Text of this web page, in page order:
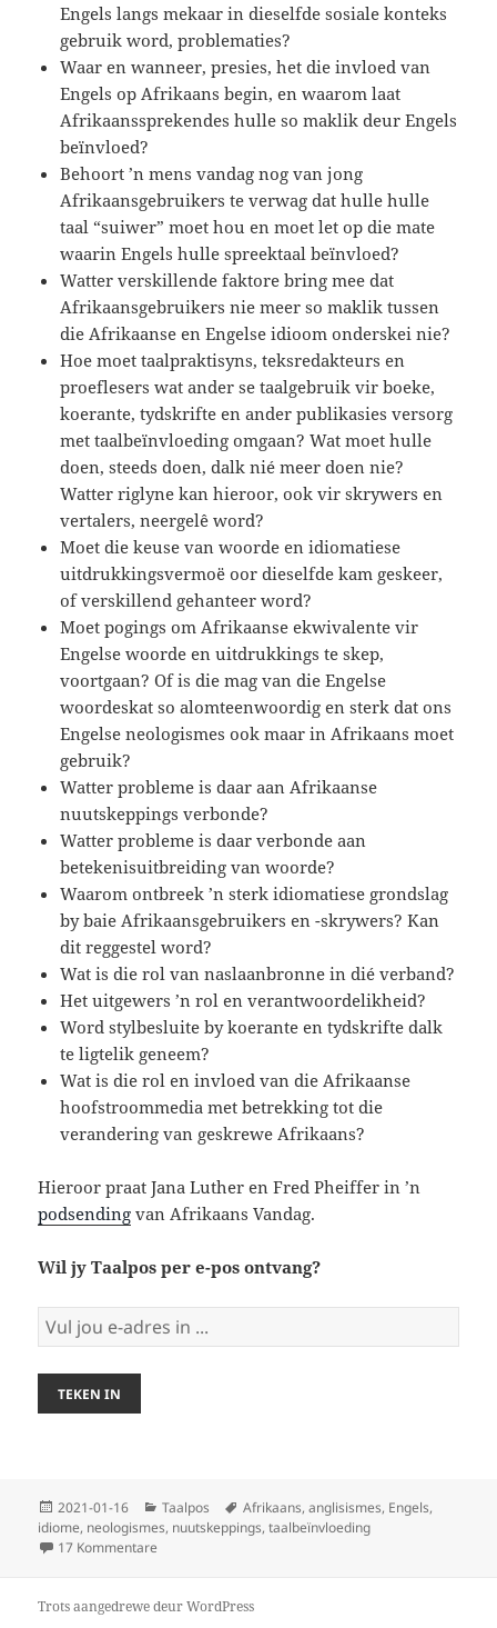
Engels langs mekaar in dieselfde sosiale konteks
gebruik word, problematies?
Waar en wanneer, presies, het die invloed van
Engels op Afrikaans begin, en waarom laat
Afrikaanssprekendes hulle so maklik deur Engels
beïnvloed?
Behoort ’n mens vandag nog van jong
Afrikaansgebruikers te verwag dat hulle hulle
taal “suiwer” moet hou en moet let op die mate
waarin Engels hulle spreektaal beïnvloed?
Watter verskillende faktore bring mee dat
Afrikaansgebruikers nie meer so maklik tussen
die Afrikaanse en Engelse idioom onderskei nie?
Hoe moet taalpraktisyns, teksredakteurs en
proeflesers wat ander se taalgebruik vir boeke,
koerante, tydskrifte en ander publikasies versorg
met taalbeïnvloeding omgaan? Wat moet hulle
doen, steeds doen, dalk nié meer doen nie?
Watter riglyne kan hieroor, ook vir skrywers en
vertalers, neergelê word?
Moet die keuse van woorde en idiomatiese
uitdrukkingsvermoë oor dieselfde kam geskeer,
of verskillend gehanteer word?
Moet pogings om Afrikaanse ekwivalente vir
Engelse woorde en uitdrukkings te skep,
voortgaan? Of is die mag van die Engelse
woordeskat so alomteenwoordig en sterk dat ons
Engelse neologismes ook maar in Afrikaans moet
gebruik?
Watter probleme is daar aan Afrikaanse
nuutskeppings verbonde?
Watter probleme is daar verbonde aan
betekenisuitbreiding van woorde?
Waarom ontbreek ’n sterk idiomatiese grondslag
by baie Afrikaansgebruikers en -skrywers? Kan
dit reggestel word?
Wat is die rol van naslaanbronne in dié verband?
Het uitgewers ’n rol en verantwoordelikheid?
Word stylbesluite by koerante en tydskrifte dalk
te ligtelik geneem?
Wat is die rol en invloed van die Afrikaanse
hoofstroommedia met betrekking tot die
verandering van geskrewe Afrikaans?
Hieroor praat Jana Luther en Fred Pheiffer in ’n
podsending van Afrikaans Vandag.
Wil jy Taalpos per e-pos ontvang?
Gepubliseer
op
2021-01-16 Kategorieë
Taalpos Sleutelwoord
Afrikaans,anglisismes, Engels,
idiome, neologismes, nuutskeppings,taalbeïnvloeding
17 Kommentare
Trots aangedrewe deur WordPress